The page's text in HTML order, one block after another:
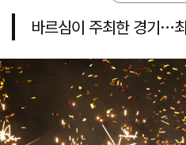
바르심이 주최한 경기…